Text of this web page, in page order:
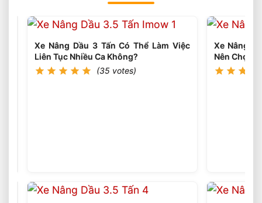
Có
Phù
Xe Nâng Dầu 3 Tấn Có Thể Làm Việc
Liên Tục Nhiều Ca Không?
(35 votes)
Xe Nâng
Nên Chọn